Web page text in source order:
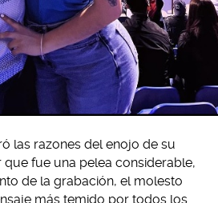
las razones del enojo de su
que fue una pelea considerable,
de la grabación, el molesto
más temido por todos los